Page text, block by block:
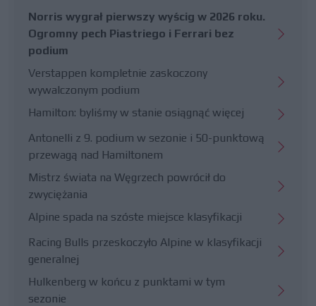
Norris wygrał pierwszy wyścig w 2026 roku.
Ogromny pech Piastriego i Ferrari bez
podium
Verstappen kompletnie zaskoczony
wywalczonym podium
Hamilton: byliśmy w stanie osiągnąć więcej
Antonelli z 9. podium w sezonie i 50-punktową
przewagą nad Hamiltonem
Mistrz świata na Węgrzech powrócił do
zwyciężania
Alpine spada na szóste miejsce klasyfikacji
Racing Bulls przeskoczyło Alpine w klasyfikacji
generalnej
Hulkenberg w końcu z punktami w tym
sezonie